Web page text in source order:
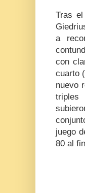
Tras
a
con
cuarto
nuevo
triples
juego
80 al